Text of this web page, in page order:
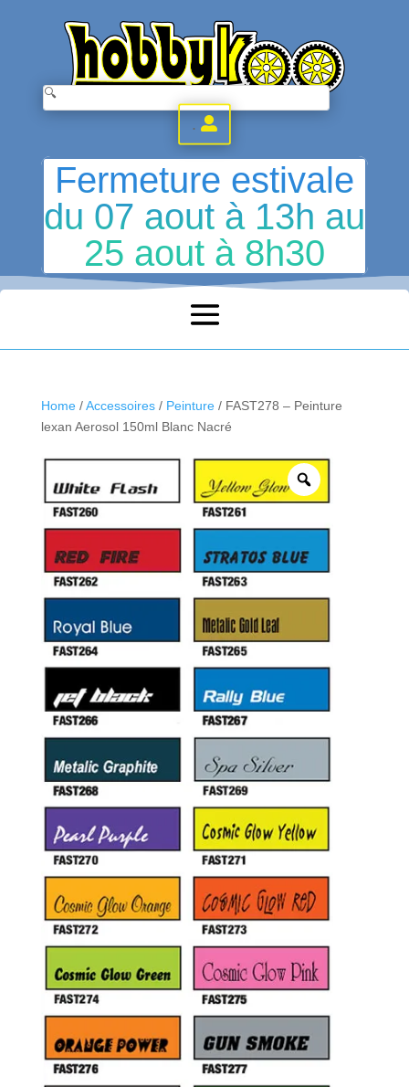
.
Fermeture estivale
du 07 aout à 13h au
25 aout à 8h30
Home/Accessoires/ Peinture/ FAST278 – Peinture
lexan Aerosol 150ml Blanc Nacré